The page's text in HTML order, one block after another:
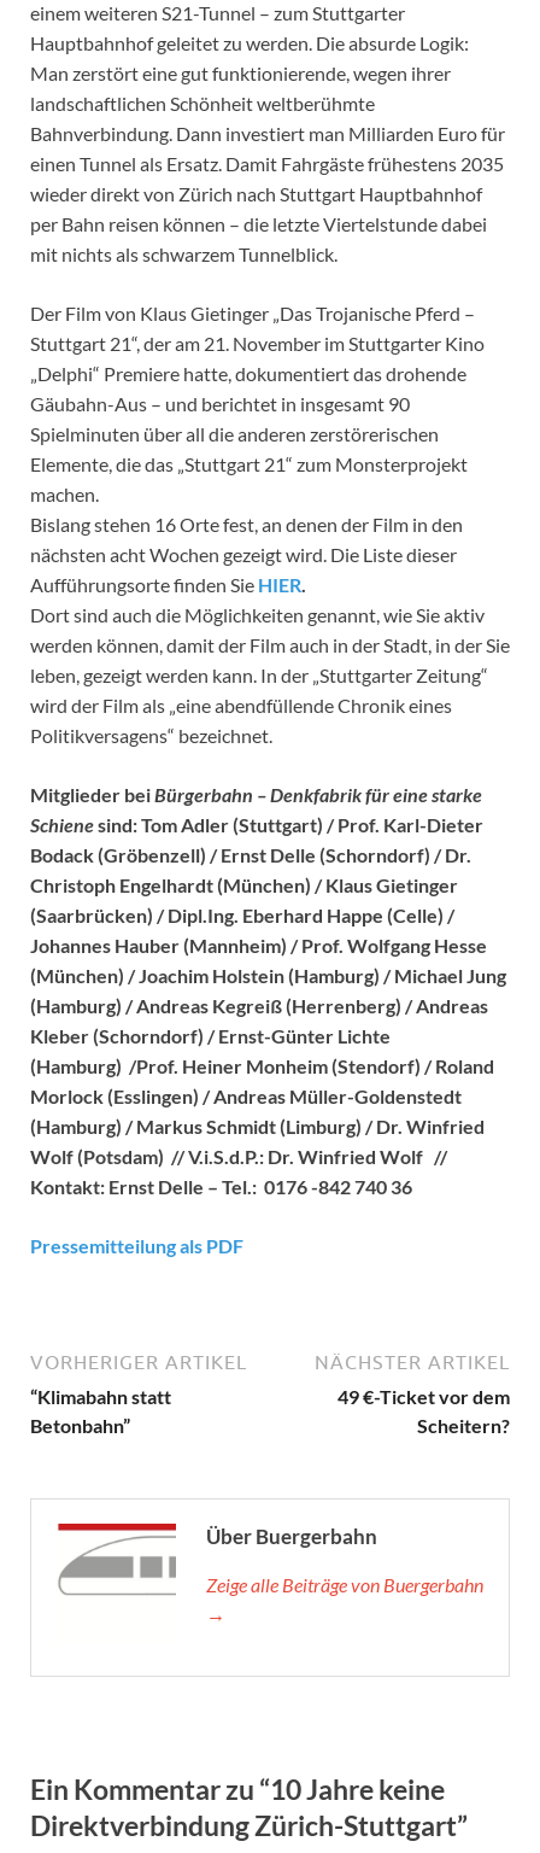
einem weiteren S21-Tunnel – zum Stuttgarter
Hauptbahnhof geleitet zu werden. Die absurde Logik:
Man zerstört eine gut funktionierende, wegen ihrer
landschaftlichen Schönheit weltberühmte
Bahnverbindung. Dann investiert man Milliarden Euro für
einen Tunnel als Ersatz. Damit Fahrgäste frühestens 2035
wieder direkt von Zürich nach Stuttgart Hauptbahnhof
per Bahn reisen können – die letzte Viertelstunde dabei
mit nichts als schwarzem Tunnelblick.
Der Film von Klaus Gietinger „Das Trojanische Pferd –
Stuttgart 21“, der am 21. November im Stuttgarter Kino
„Delphi“ Premiere hatte, dokumentiert das drohende
Gäubahn-Aus – und berichtet in insgesamt 90
Spielminuten über all die anderen zerstörerischen
Elemente, die das „Stuttgart 21“ zum Monsterprojekt
machen.
Bislang stehen 16 Orte fest, an denen der Film in den
nächsten acht Wochen gezeigt wird. Die Liste dieser
Aufführungsorte finden Sie HIER.
Dort sind auch die Möglichkeiten genannt, wie Sie aktiv
werden können, damit der Film auch in der Stadt, in der Sie
leben, gezeigt werden kann. In der „Stuttgarter Zeitung“
wird der Film als „eine abendfüllende Chronik eines
Politikversagens“ bezeichnet.
Mitglieder beiBürgerbahn – Denkfabrik für eine starke
Schienesind: Tom Adler (Stuttgart) / Prof. Karl-Dieter
Bodack (Gröbenzell) / Ernst Delle (Schorndorf) / Dr.
Christoph Engelhardt (München) / Klaus Gietinger
(Saarbrücken) / Dipl.Ing. Eberhard Happe (Celle) /
Johannes Hauber (Mannheim) / Prof. Wolfgang Hesse
(München) / Joachim Holstein (Hamburg) / Michael Jung
(Hamburg) / Andreas Kegreiß (Herrenberg) / Andreas
Kleber (Schorndorf) / Ernst-Günter Lichte
(Hamburg) /Prof. Heiner Monheim (Stendorf) / Roland
Morlock (Esslingen) / Andreas Müller-Goldenstedt
(Hamburg) / Markus Schmidt (Limburg) / Dr. Winfried
Wolf (Potsdam) // V.i.S.d.P.: Dr. Winfried Wolf //
Kontakt: Ernst Delle – Tel.: 0176 -842 740 36
Pressemitteilung als PDF
VORHERIGER ARTIKEL
“Klimabahn statt
Betonbahn”
NÄCHSTER ARTIKEL
49 €-Ticket vor dem
Scheitern?
Über Buergerbahn
Zeige alle Beiträge von Buergerbahn
→
Ein Kommentar zu “10 Jahre keine
Direktverbindung Zürich-Stuttgart”